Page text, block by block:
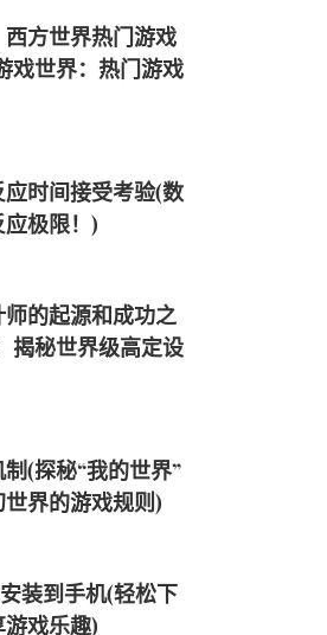
方世界热门游戏
戏世界：热门游戏
时间接受考验(数
极限！)
的起源和成功之
揭秘世界级高定设
(探秘“我的世界”
界的游戏规则)
装到手机(轻松下
戏乐趣)